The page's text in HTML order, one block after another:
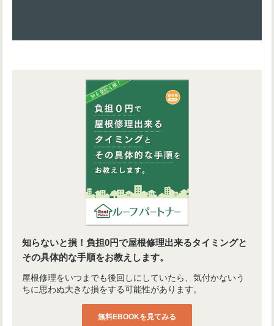
知らないと損！負担0円で屋根修理出来るタイミングと
その具体的な手順をお教えします。
屋根修理をいつまでも後回しにしていたら、気付かないう
ちに思わぬ大きな損をする可能性があります。
無料EBOOKを見てみる